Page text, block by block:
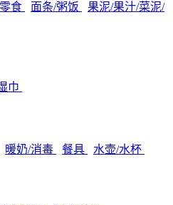
食 面条/粥饭
果泥/果汁/菜泥/
巾
暖奶/消毒 餐具 水壶/水杯